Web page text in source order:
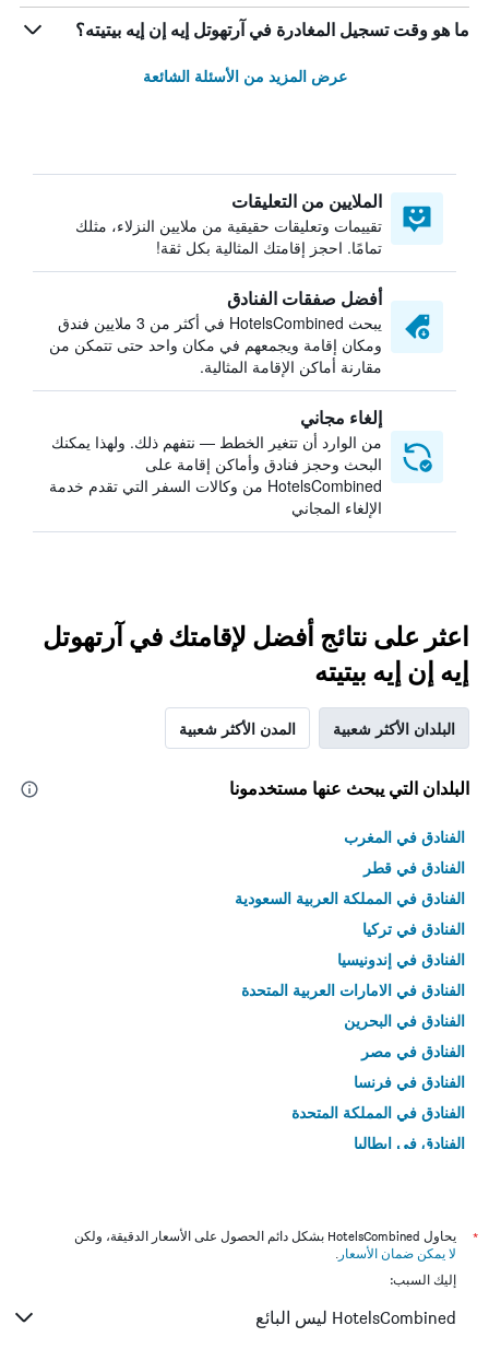
ما هو وقت تسجيل المغادرة في آرتهوتل إيه إن إيه بيتيته؟
عرض المزيد من الأسئلة الشائعة
الملايين من التعليقات
تقييمات وتعليقات حقيقية من ملايين النزلاء، مثلك
تمامًا. احجز إقامتك المثالية بكل ثقة!
أفضل صفقات الفنادق
يبحث HotelsCombined في أكثر من 3 ملايين فندق
ومكان إقامة ويجمعهم في مكان واحد حتى تتمكن من
مقارنة أماكن الإقامة المثالية.
إلغاء مجاني
من الوارد أن تتغير الخطط — نتفهم ذلك. ولهذا يمكنك
البحث وحجز فنادق وأماكن إقامة على
HotelsCombined من وكالات السفر التي تقدم خدمة
الإلغاء المجاني
اعثر على نتائج أفضل لإقامتك في آرتهوتل
إيه إن إيه بيتيته
البلدان الأكثر شعبية المدن الأكثر شعبية
البلدان التي يبحث عنها مستخدمونا
الفنادق في المغرب
الفنادق في قطر
الفنادق في المملكة العربية السعودية
الفنادق في تركيا
الفنادق في إندونيسيا
الفنادق في الامارات العربية المتحدة
الفنادق في البحرين
الفنادق في مصر
الفنادق في فرنسا
الفنادق في المملكة المتحدة
الفنادق في إيطاليا
*
يحاول HotelsCombined بشكل دائم الحصول على الأسعار الدقيقة، ولكن
لا يمكن ضمان الأسعار .
إليك السبب:
HotelsCombined ليس البائع